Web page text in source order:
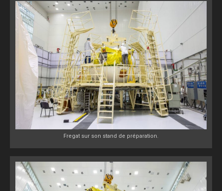
Fregat sur son stand de préparation.